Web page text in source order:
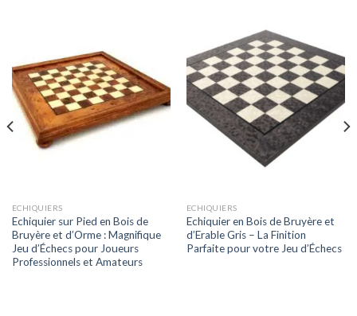
ECHIQUIERS
Echiquier sur Pied en Bois de
Bruyère et d’Orme : Magnifique
Jeu d’Échecs pour Joueurs
Professionnels et Amateurs
ECHIQUIERS
Echiquier en Bois de Bruyère et
d’Erable Gris – La Finition
Parfaite pour votre Jeu d’Échecs